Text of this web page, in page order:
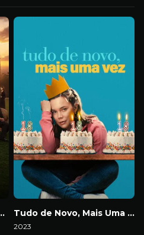
O Grande Final Tudo de Novo, Mais Uma Vez
2023